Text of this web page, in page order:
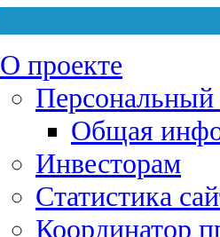
О проекте
Персональный
Общая
Инвесторам
Статистика
Координатор